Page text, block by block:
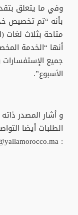
وفي ما يتعلق
متاحة بثلاث لغات
أنها “الخدمة
جميع
الأسبوع”.
و أشار المصدر
الطلبات أيضا
: info@yallamorocco.ma”.